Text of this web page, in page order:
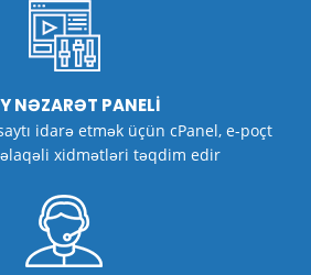
NƏZARƏT PANELİ
idarə etmək üçün cPanel, e-poçt
xidmətləri təqdim edir